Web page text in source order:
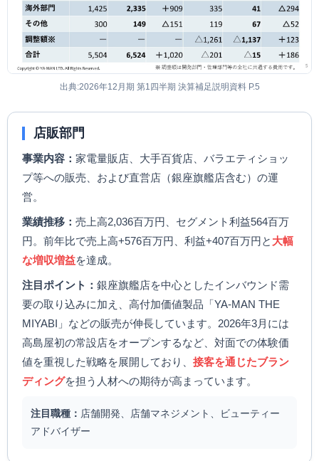
出典:2026年12月期 第1四半期 決算補足説明資料 P.5
店販部門
事業内容： 家電量販店、大手百貨店、バラエティショッ
プ等への販売、および直営店（銀座旗艦店含む）の運
営。
業績推移： 売上高2,036百万円、セグメント利益564百万
円。前年比で売上高+576百万円、利益+407百万円と 大幅
な増収増益を達成。
注目ポイント： 銀座旗艦店を中心としたインバウンド需
要の取り込みに加え、高付加価値製品「YA-MAN THE
MIYABI」などの販売が伸長しています。2026年3月には
高島屋初の常設店をオープンするなど、対面での体験価
値を重視した戦略を展開しており、 接客を通じたブラン
ディングを担う人材への期待が高まっています。
注目職種： 店舗開発、店舗マネジメント、ビューティー
アドバイザー